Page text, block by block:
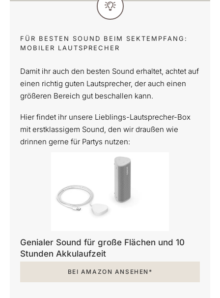
FÜR BESTEN SOUND BEIM SEKTEMPFANG:
MOBILER LAUTSPRECHER
Damit ihr auch den besten Sound erhaltet, achtet auf
einen richtig guten Lautsprecher, der auch einen
größeren Bereich gut beschallen kann.
Hier findet ihr unsere Lieblings-Lautsprecher-Box
mit erstklassigem Sound, den wir draußen wie
drinnen gerne für Partys nutzen:
Genialer Sound für große Flächen und 10
Stunden Akkulaufzeit
BEI AMAZON ANSEHEN*